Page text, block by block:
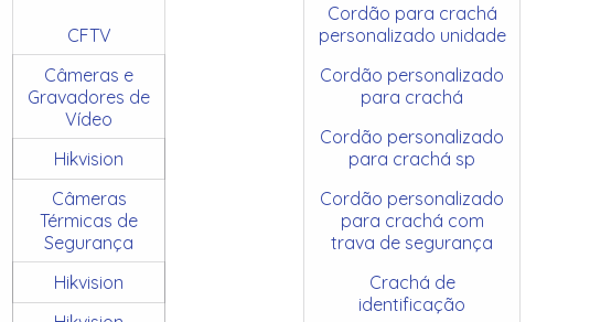
CFTV
Câmeras e
Gravadores de
Vídeo
Hikvision
Câmeras
Térmicas de
Segurança
Hikvision
Cordão para crachá
personalizado unidade
Cordão personalizado
para crachá
Cordão personalizado
para crachá sp
Cordão personalizado
para crachá com
trava de segurança
Crachá de
identificação